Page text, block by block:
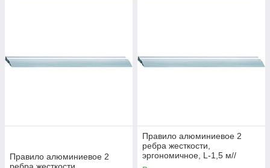
Правило алюминиевое 2
Правило алюминиевое 2
ребра жесткости,
эргономичное, L-1,5 м//
БАРС/Россия